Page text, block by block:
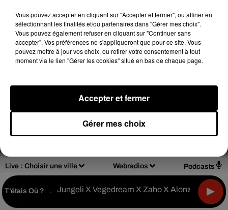
Live : Choisir une ville Webradios Podcasts
T'étais Où ? - Jungeli X Vegedream X Zaho X Alonzo
DesignOlivier Varma
Mentions légales
2025 2024
Vous pouvez accepter en cliquant sur "Accepter et fermer", ou affiner en
sélectionnant les finalités et/ou partenaires dans "Gérer mes choix".
Vous pouvez également refuser en cliquant sur "Continuer sans
accepter". Vos préférences ne s'appliqueront que pour ce site. Vous
pouvez mettre à jour vos choix, ou retirer votre consentement à tout
moment via le lien "Gérer les cookies" situé en bas de chaque page.
Gérer mes choix
Accepter et fermer